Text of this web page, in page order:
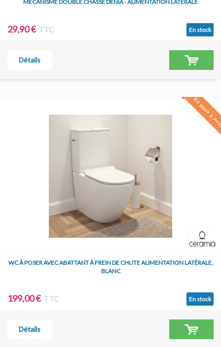
MÉCANISME DOUBLE CHASSE DENIA - ALIMENTATION LATÉRALE
29,90 € TTC En stock
Détails
En stock à
WC À POSER AVEC ABATTANT À FREIN DE CHUTE ALIMENTATION LATÉRALE,
BLANC
199,00 € TTC En stock
Détails